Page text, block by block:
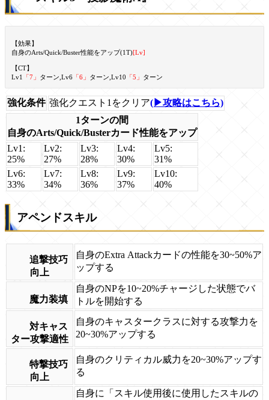
【効果】
自身のArts/Quick/Buster性能をアップ(1T)[Lv]
【CT】
Lv1
「7」 ターン,Lv6 「6」 ターン,Lv10 「5」 ターン
強化条件 強化クエスト1をクリア(▶攻略はこちら)
1ターンの間
自身のArts/Quick/Busterカード性能をアップ
Lv1:
25%
Lv2:
27%
Lv3:
28%
Lv4:
30%
Lv5:
31%
Lv6:
33%
Lv7:
34%
Lv8:
36%
Lv9:
37%
Lv10:
40%
アペンドスキル
追撃技巧
向上
自身のExtra Attackカードの性能を30~50%ア
ップする
魔力装填
自身のNPを10~20%チャージした状態でバ
トルを開始する
対キャス
ター攻撃適性
自身のキャスタークラスに対する攻撃力を
20~30%アップする
特撃技巧
向上
自身のクリティカル威力を20~30%アップす
る
自身に「スキル使用後に使用したスキルの